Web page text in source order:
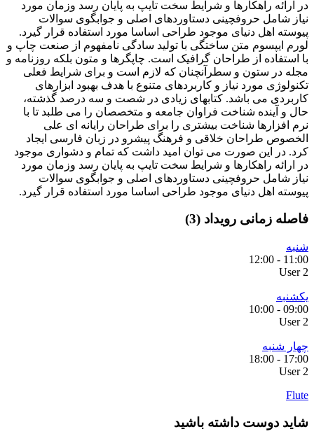
در ارائه راهکارها و شرایط سخت تایپ به پایان رسد وزمان مورد
نیاز شامل حروفچینی دستاوردهای اصلی و جوابگوی سوالات
پیوسته اهل دنیای موجود طراحی اساسا مورد استفاده قرار گیرد.
لورم ایپسوم متن ساختگی با تولید سادگی نامفهوم از صنعت چاپ و
با استفاده از طراحان گرافیک است. چاپگرها و متون بلکه روزنامه و
مجله در ستون و سطرآنچنان که لازم است و برای شرایط فعلی
تکنولوژی مورد نیاز و کاربردهای متنوع با هدف بهبود ابزارهای
کاربردی می باشد. کتابهای زیادی در شصت و سه درصد گذشته،
حال و آینده شناخت فراوان جامعه و متخصصان را می طلبد تا با
نرم افزارها شناخت بیشتری را برای طراحان رایانه ای علی
الخصوص طراحان خلاقی و فرهنگ پیشرو در زبان فارسی ایجاد
کرد. در این صورت می توان امید داشت که تمام و دشواری موجود
در ارائه راهکارها و شرایط سخت تایپ به پایان رسد وزمان مورد
نیاز شامل حروفچینی دستاوردهای اصلی و جوابگوی سوالات
پیوسته اهل دنیای موجود طراحی اساسا مورد استفاده قرار گیرد.
فاصله زمانی رویداد (3)
شنبه
11:00
-
12:00
User 2
یکشنبه
09:00
-
10:00
User 2
چهار شنبه
17:00
-
18:00
User 2
Flute
شاید دوست داشته باشید